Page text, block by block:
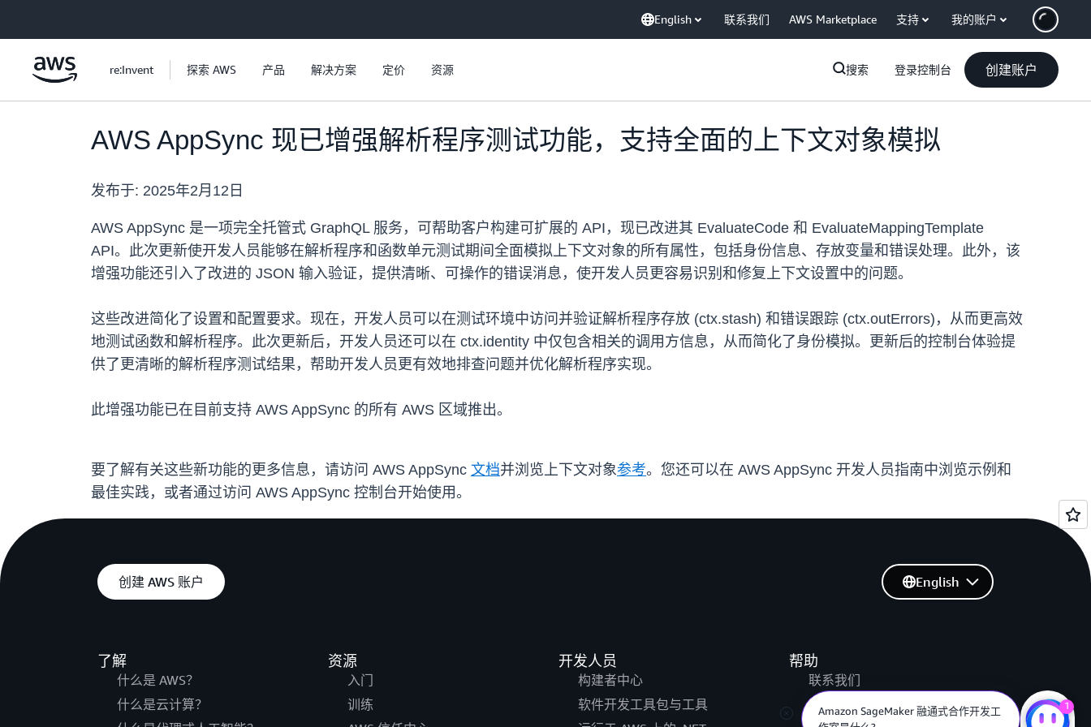
English 联系我们 AWS Marketplace 支持 我的账户
re:Invent 探索 AWS 产品 解决方案 定价 资源 搜索 登录控制台 创建账户
AWS AppSync 现已增强解析程序测试功能，支持全面的上下文对象模拟
发布于: 2025年2月12日
AWS AppSync 是一项完全托管式 GraphQL 服务，可帮助客户构建可扩展的 API，现已改进其 EvaluateCode 和 EvaluateMappingTemplate
API。此次更新使开发人员能够在解析程序和函数单元测试期间全面模拟上下文对象的所有属性，包括身份信息、存放变量和错误处理。此外，该
增强功能还引入了改进的 JSON 输入验证，提供清晰、可操作的错误消息，使开发人员更容易识别和修复上下文设置中的问题。
这些改进简化了设置和配置要求。现在，开发人员可以在测试环境中访问并验证解析程序存放 (ctx.stash) 和错误跟踪 (ctx.outErrors)，从而更高效
地测试函数和解析程序。此次更新后，开发人员还可以在 ctx.identity 中仅包含相关的调用方信息，从而简化了身份模拟。更新后的控制台体验提
供了更清晰的解析程序测试结果，帮助开发人员更有效地排查问题并优化解析程序实现。
此增强功能已在目前支持 AWS AppSync 的所有 AWS 区域推出。
要了解有关这些新功能的更多信息，请访问 AWS AppSync 文档并浏览上下文对象参考。您还可以在 AWS AppSync 开发人员指南中浏览示例和
最佳实践，或者通过访问 AWS AppSync 控制台开始使用。
创建 AWS 账户
了解
什么是 AWS？
什么是云计算？
资源
入门
训练
开发人员
构建者中心
软件开发工具包与工具
帮助
联系我们
提交支持工单
English
Amazon SageMaker 融通式合作开发工
1